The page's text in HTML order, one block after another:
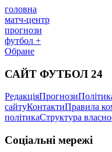
головна
матч-центр
прогнози
футбол +
Обране
САЙТ ФУТБОЛ 24
РедакціяПрогнози
сайтуКонтактиПравила
політикаСтруктура
Соціальні мережі